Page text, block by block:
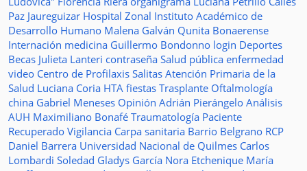
Paz Jaureguizar Hospital Zonal Instituto Académico de
Desarrollo Humano Malena Galván Qunita Bonaerense
Internación medicina Guillermo Bondonno login Deportes
Becas Julieta Lanteri contraseña Salud pública enfermedad
video Centro de Profilaxis Salitas Atención Primaria de la
Salud Luciana Coria HTA fiestas Trasplante Oftalmología
china Gabriel Meneses Opinión Adrián Pierángelo Análisis
AUH Maximiliano Bonafé Traumatología Paciente
Recuperado Vigilancia Carpa sanitaria Barrio Belgrano RCP
Daniel Barrera Universidad Nacional de Quilmes Carlos
Lombardi Soledad Gladys García Nora Etchenique María